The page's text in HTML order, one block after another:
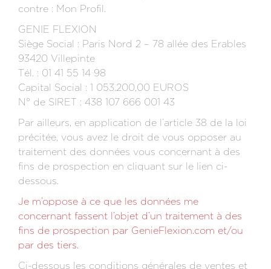
contre : Mon Profil.
GENIE FLEXION
Siège Social : Paris Nord 2 – 78 allée des Erables
93420 Villepinte
Tél. : 01 41 55 14 98
Capital Social : 1 053.200,00 EUROS
N° de SIRET : 438 107 666 001 43
Par ailleurs, en application de l’article 38 de la loi
précitée, vous avez le droit de vous opposer au
traitement des données vous concernant à des
fins de prospection en cliquant sur le lien ci-
dessous.
Je m’oppose à ce que les données me
concernant fassent l’objet d’un traitement à des
fins de prospection par GenieFlexion.com et/ou
par des tiers.
Ci-dessous les conditions générales de ventes et